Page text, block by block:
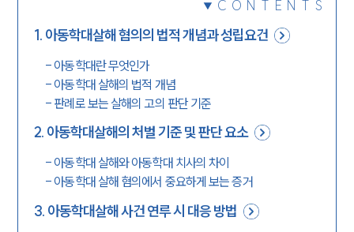
CONTENTS
1. 아동학대살해 혐의의 법적 개념과 성립요건
- 아동학대란 무엇인가
- 아동학대 살해의 법적 개념
- 판례로 보는 살해의 고의 판단 기준
2. 아동학대살해의 처벌 기준 및 판단 요소
- 아동학대 살해와 아동학대 치사의 차이
- 아동학대 살해 혐의에서 중요하게 보는 증거
3. 아동학대살해 사건 연루 시 대응 방법